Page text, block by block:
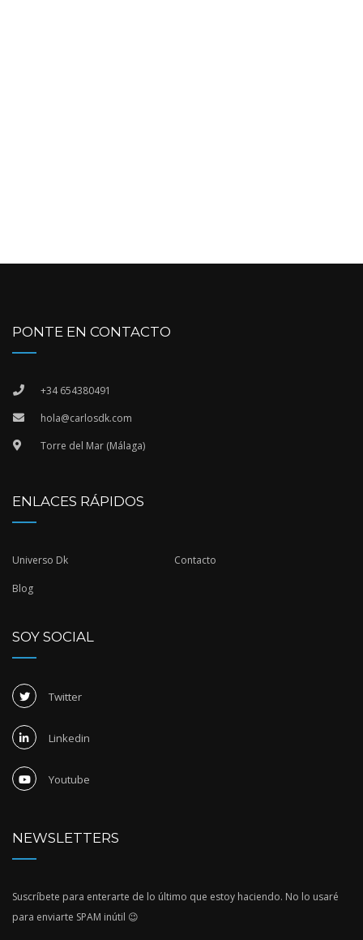
PONTE EN CONTACTO
+34 654380491
hola@carlosdk.com
Torre del Mar (Málaga)
ENLACES RÁPIDOS
Universo Dk Contacto
Blog
SOY SOCIAL
Twitter
Linkedin
Youtube
NEWSLETTERS
Suscríbete para enterarte de lo último que estoy haciendo. No lo usaré
para enviarte SPAM inútil 😉